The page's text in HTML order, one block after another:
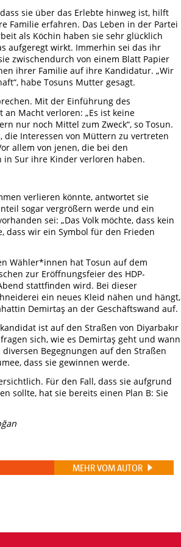
sie über das Erlebte hinweg ist, hilft
Familie erfahren. Das Leben in der Partei
als Köchin haben sie sehr glücklich
aufgeregt wirkt. Immerhin sei das ihr
zwischendurch von einem Blatt Papier
ihrer Familie auf ihre Kandidatur. „Wir
habe Tosuns Mutter gesagt.
Mit der Einführung des
an Macht verloren: „Es ist keine
nur noch Mittel zum Zweck“, so Tosun.
die Interessen von Müttern zu vertreten
allem von jenen, die bei den
in Sur ihre Kinder verloren haben.
verlieren könnte, antwortet sie
sogar vergrößern werde und ein
sei: „Das Volk möchte, dass kein
dass wir ein Symbol für den Frieden
Wähler*innen hat Tosun auf dem
zur Eröffnungsfeier des HDP-
stattfinden wird. Bei dieser
ein neues Kleid nähen und hängt,
Demirtaş an der Geschäftswand auf.
ist auf den Straßen von Diyarbakır
sich, wie es Demirtaş geht und wann
Begegnungen auf den Straßen
dass sie gewinnen werde.
Für den Fall, dass sie aufgrund
sollte, hat sie bereits einen Plan B: Sie
MEHR VOM AUTOR